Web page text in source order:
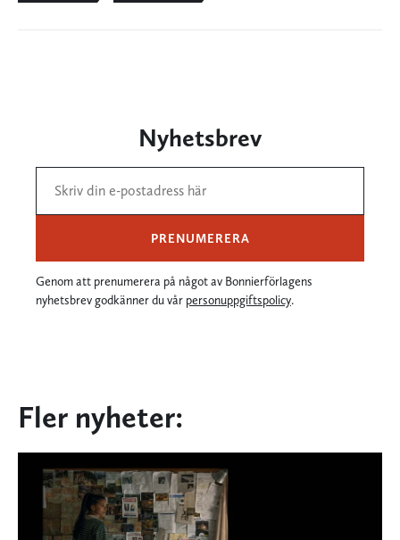
Nyhetsbrev
PRENUMERERA
Genom att prenumerera på något av Bonnierförlagens
nyhetsbrev godkänner du vår personuppgiftspolicy.
Fler nyheter: